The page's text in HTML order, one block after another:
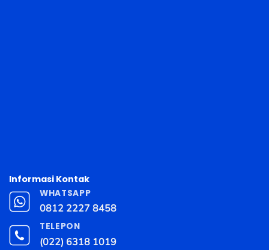
Informasi Kontak
WHATSAPP
0812 2227 8458
TELEPON
(022) 6318 1019